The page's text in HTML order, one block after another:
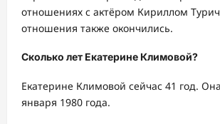
отношениях с актёром Кириллом
отношения также окончились.
Сколько лет Екатерине Климовой?
Екатерине Климовой сейчас 41 год.
января 1980 года.